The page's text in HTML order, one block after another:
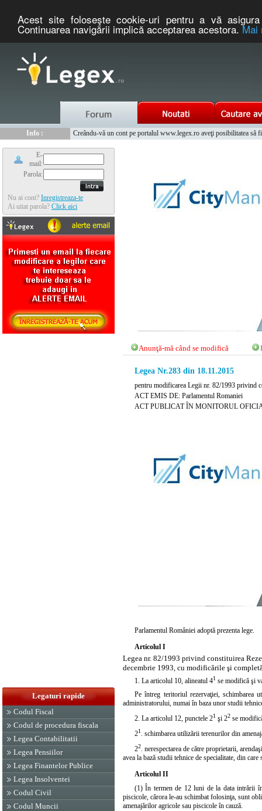
Acest site foloseşte cookie-uri pentru a vă
Continuarea navigării implică acceptarea acestora.Mai
Info :
Creându-vă un cont pe portalul www.legex.ro aveţi posibilitatea să
E-
mail:
Parola:
Nu ai cont? Inregistreaza-te
Ai uitat parola? Click aici
Legaturi rapide
Codul Fiscal
Codul de procedura fiscala
Legea Contabilitatii
Legea Pensiilor
Legea Finantelor Publice
Legea Insolventei
Codul Civil
Codul Muncii
Anunţă-mă când se modifică
Legea Nr.283 din 18.11.2015
pentru modificarea Legii nr. 82/1993 privind
ACT EMIS DE: Parlamentul Romaniei
ACT PUBLICAT ÎN MONITORUL
Parlamentul României adoptă prezenta lege.
Articolul I
Legea nr. 82/1993 privind constituirea
decembrie 1993, cu modificările şi
1. La articolul 10, alineatul 41 se modifică şi
Pe întreg teritoriul rezervaţiei, schimbarea
administratorului, numai în baza unor studii
2. La articolul 12, punctele 21 şi 22 se
21
. schimbarea utilizării terenurilor din
22 . nerespectarea de către proprietarii,
avea la bază studii tehnice de specialitate, din
Articolul II
(1) În termen de 12 luni de la data intrării
piscicole, cărora le-au schimbat folosinţa, sunt
amenajărilor agricole sau piscicole în cauză.